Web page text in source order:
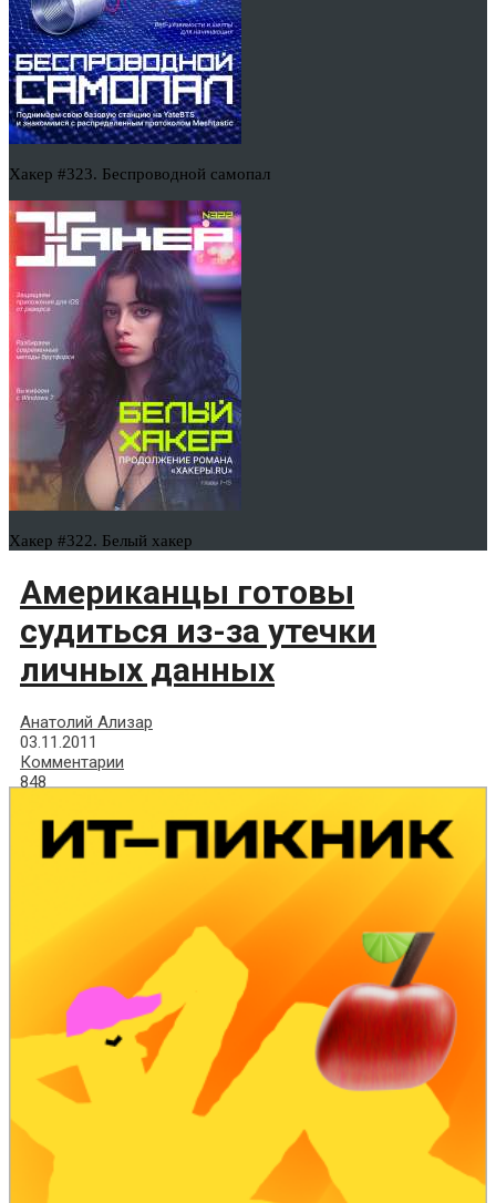
Хакер #323. Беспроводной самопал
Хакер #322. Белый хакер
Американцы готовы
судиться из-за утечки
личных данных
Анатолий Ализар
03.11.2011
Комментарии
848